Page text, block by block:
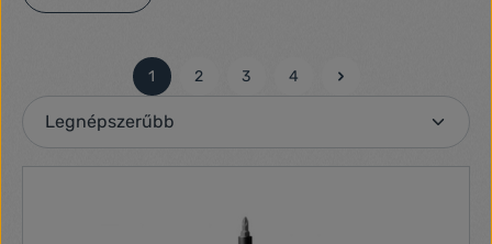
Oldal
1
Oldal
2
Oldal
3
Oldal
4